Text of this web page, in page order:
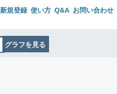
新規登録 使い方 Q&A お問い合わせ
グラフを見る